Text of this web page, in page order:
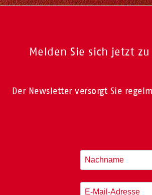
Melden Sie sich jetzt
Der Newsletter versorgt Sie